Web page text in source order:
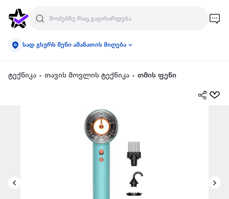
სად გსურს შენი ამანათის მიღება
ტექნიკა თავის მოვლის ტექნიკა თმის ფენი